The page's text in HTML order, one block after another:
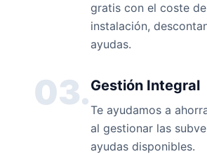
gratis con el coste
instalación,
ayudas.
03.Gestión Integral
Te ayudamos a
al gestionar las
ayudas disponibles.